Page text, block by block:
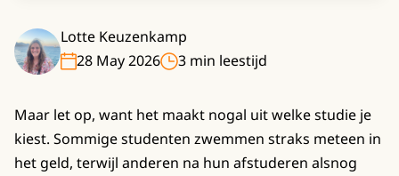
Lotte Keuzenkamp
28 May 2026
3 min leestijd
Maar let op, want het maakt nogal uit welke studie je
kiest. Sommige studenten zwemmen straks meteen in
het geld, terwijl anderen na hun afstuderen alsnog